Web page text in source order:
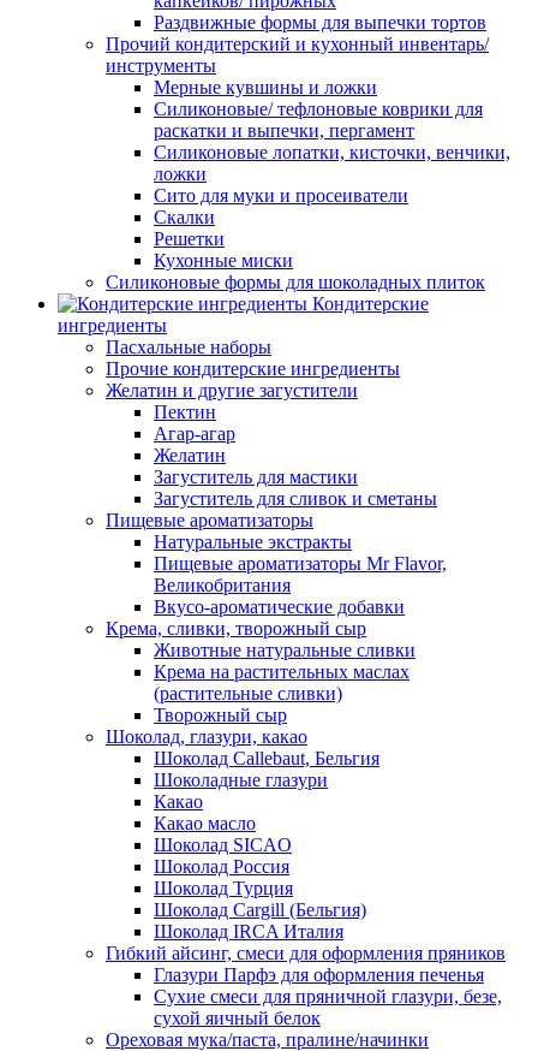
Раздвижные формы для выпечки тортов
Прочий кондитерский и кухонный инвентарь/
инструменты
Мерные кувшины и ложки
Силиконовые/ тефлоновые коврики для
раскатки и выпечки, пергамент
Силиконовые лопатки, кисточки, венчики,
ложки
Сито для муки и просеиватели
Скалки
Решетки
Кухонные миски
Силиконовые формы для шоколадных плиток
Кондитерские
ингредиенты
Пасхальные наборы
Прочие кондитерские ингредиенты
Желатин и другие загустители
Пектин
Агар-агар
Желатин
Загуститель для мастики
Загуститель для сливок и сметаны
Пищевые ароматизаторы
Натуральные экстракты
Пищевые ароматизаторы Mr Flavor,
Великобритания
Вкусо-ароматические добавки
Крема, сливки, творожный сыр
Животные натуральные сливки
Крема на растительных маслах
(растительные сливки)
Творожный сыр
Шоколад, глазури, какао
Шоколад Callebaut, Бельгия
Шоколадные глазури
Какао
Какао масло
Шоколад SICAO
Шоколад Россия
Шоколад Турция
Шоколад Cargill (Бельгия)
Шоколад IRCA Италия
Гибкий айсинг, смеси для оформления пряников
Глазури Парфэ для оформления печенья
Сухие смеси для пряничной глазури, безе,
сухой яичный белок
Ореховая мука/паста, пралине/начинки